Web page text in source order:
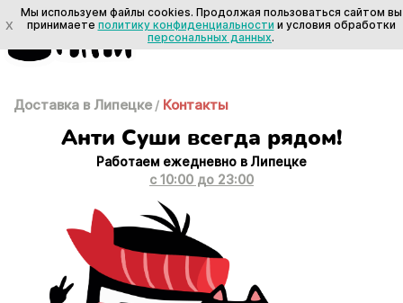
Доставка в Липецке / Контакты
Анти Суши всегда рядом!
Работаем ежедневно в Липецке
с 10:00 до 23:00
X
Мы используем файлы cookies. Продолжая пользоваться сайтом вы
принимаете политику конфиденциальности и условия обработки
персональных данных.